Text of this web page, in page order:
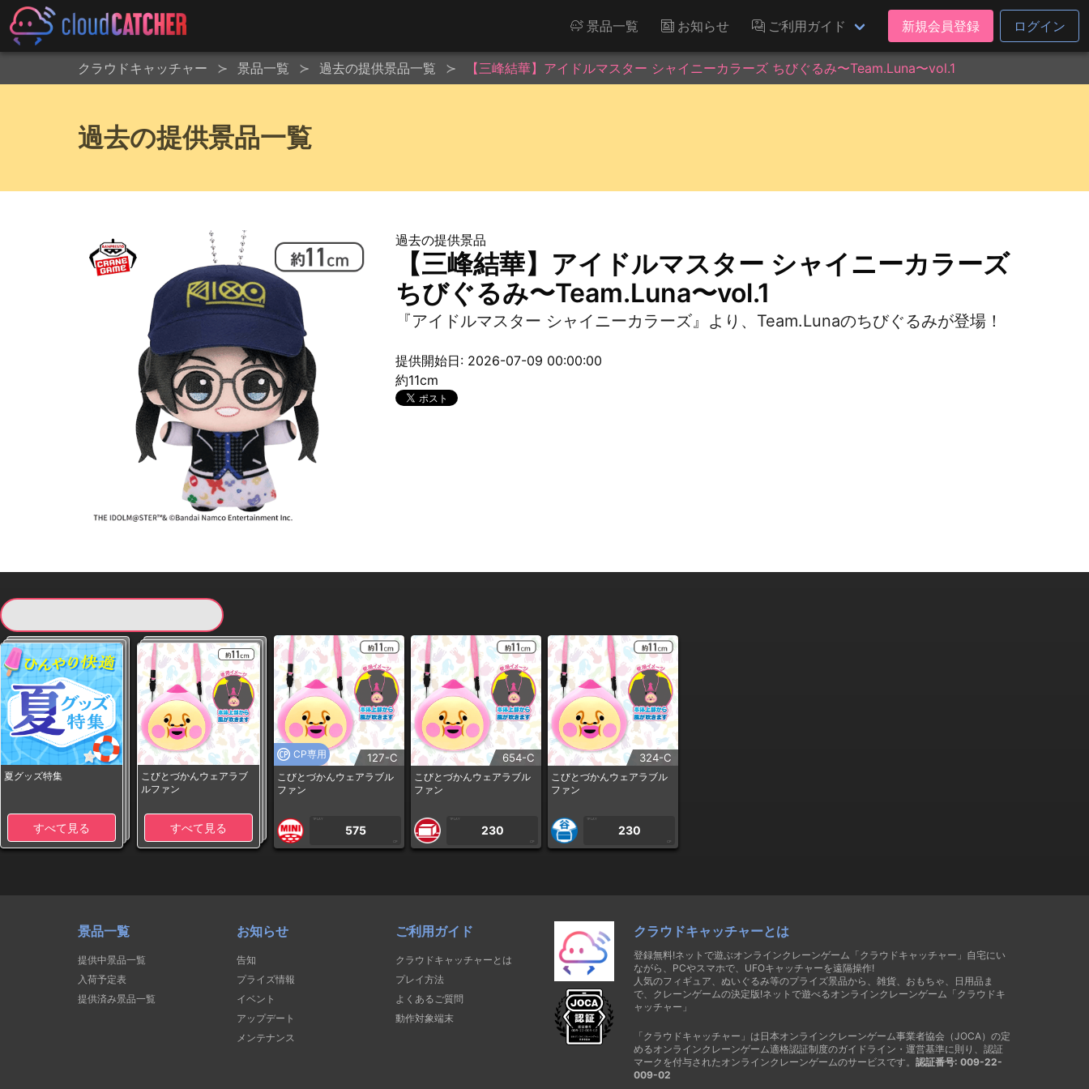
景品一覧 お知らせ ご利用ガイド 新規会員登録 ログイン
クラウドキャッチャー 景品一覧 過去の提供景品一覧 【三峰結華】アイドルマスター シャイニーカラーズ ちびぐるみ〜Team.Luna〜vol.1
過去の提供景品一覧
過去の提供景品
【三峰結華】アイドルマスター シャイニーカラーズ
ちびぐるみ〜Team.Luna〜vol.1
『アイドルマスター シャイニーカラーズ』より、Team.Lunaのちびぐるみが登場！
提供開始日: 2026-07-09 00:00:00
約11cm
夏グッズ特集
すべて見る
こびとづかんウェアラブ
ルファン
すべて見る
CP専用 127-C
こびとづかんウェアラブル
ファン
1PLAY
575
CP
654-C
こびとづかんウェアラブル
ファン
1PLAY
230
CP
324-C
こびとづかんウェアラブル
ファン
1PLAY
230
CP
景品一覧
提供中景品一覧
入荷予定表
提供済み景品一覧
お知らせ
告知
プライズ情報
イベント
アップデート
メンテナンス
ご利用ガイド
クラウドキャッチャーとは
プレイ方法
よくあるご質問
動作対象端末
クラウドキャッチャーとは
登録無料!ネットで遊ぶオンラインクレーンゲーム「クラウドキャッチャー」自宅にい
ながら、PCやスマホで、UFOキャッチャーを遠隔操作!
人気のフィギュア、ぬいぐるみ等のプライズ景品から、雑貨、おもちゃ、日用品ま
で、クレーンゲームの決定版!ネットで遊べるオンラインクレーンゲーム「クラウドキ
ャッチャー」
「クラウドキャッチャー」は日本オンラインクレーンゲーム事業者協会（JOCA）の定
めるオンラインクレーンゲーム適格認証制度のガイドライン・運営基準に則り、認証
マークを付与されたオンラインクレーンゲームのサービスです。 認証番号: 009-22-
009-02